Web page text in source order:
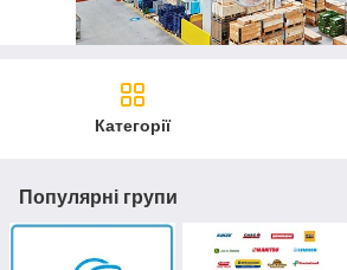
Категорії
Популярні групи